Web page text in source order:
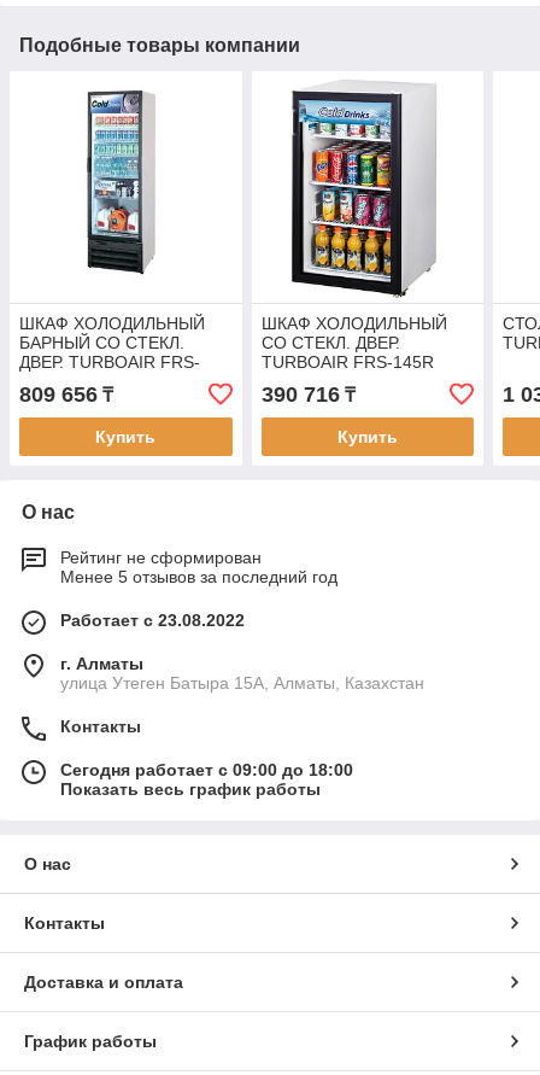
Подобные товары компании
ШКАФ ХОЛОДИЛЬНЫЙ
БАРНЫЙ СО СТЕКЛ.
ДВЕР. TURBOAIR FRS-
809 656 ₸
Купить
ШКАФ ХОЛОДИЛЬНЫЙ
СО СТЕКЛ. ДВЕР.
TURBOAIR FRS-145R
390 716₸
Купить
1
О нас
Рейтинг не сформирован
Менее 5 отзывов за последний год
Работает с 23.08.2022
г. Алматы
улица Утеген Батыра 15А, Алматы, Казахстан
Контакты
Сегодня работает с 09:00 до 18:00
Показать весь график работы
О нас
Контакты
Доставка и оплата
График работы